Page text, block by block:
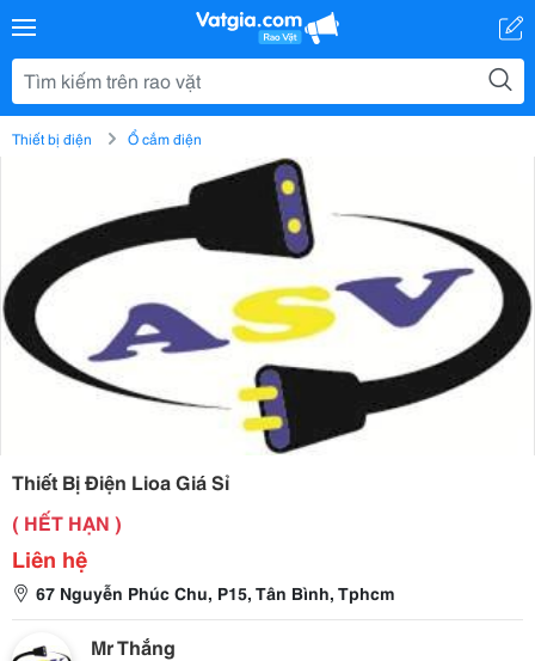
Thiết bị điện Ổ cắm điện
Thiết Bị Điện Lioa Giá Sỉ
( HẾT HẠN )
Liên hệ
67 Nguyễn Phúc Chu, P15, Tân Bình, Tphcm
Mr Thắng